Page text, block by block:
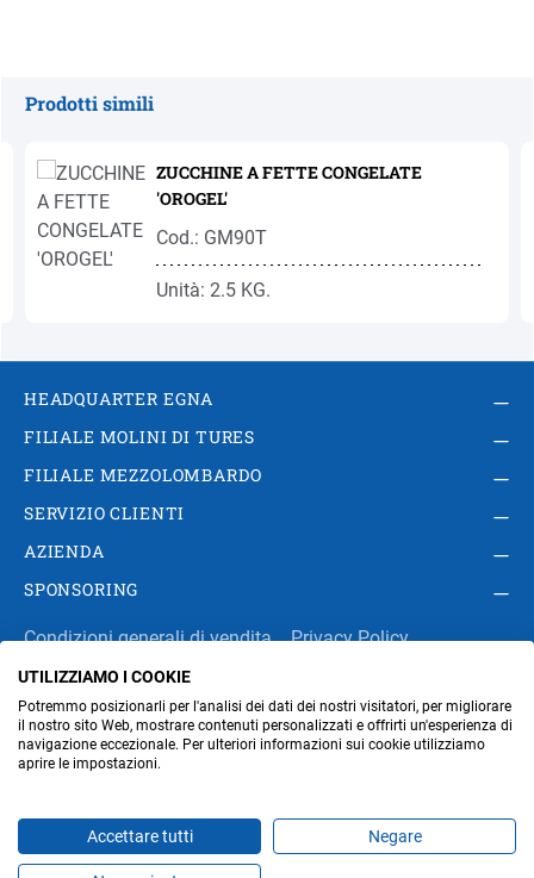
Prodotti simili
ZUCCHINE A FETTE CONGELATE
'OROGEL'
Cod.: GM90T
Unità: 2.5 KG.
HEADQUARTER EGNA
FILIALE MOLINI DI TURES
FILIALE MEZZOLOMBARDO
SERVIZIO CLIENTI
AZIENDA
SPONSORING
Condizioni generali di vendita
Privacy Policy
Impressum
Modifica impostazioni dei cookie
Amministrazione
UTILIZZIAMO I COOKIE
Potremmo posizionarli per l'analisi dei dati dei nostri visitatori, per migliorare
il nostro sito Web, mostrare contenuti personalizzati e offrirti un'esperienza di
navigazione eccezionale. Per ulteriori informazioni sui cookie utilizziamo
aprire le impostazioni.
Accettare tutti Negare